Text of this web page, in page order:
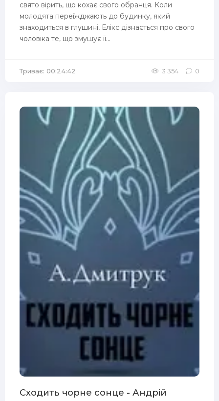
свято вірить, що кохає свого обранця. Коли
молодята переїжджають до будинку, який
знаходиться в глушині, Елікс дізнається про свого
чоловіка те, що змушує її...
Триває: 00:24:42 3 354 0
Сходить чорне сонце - Андрій